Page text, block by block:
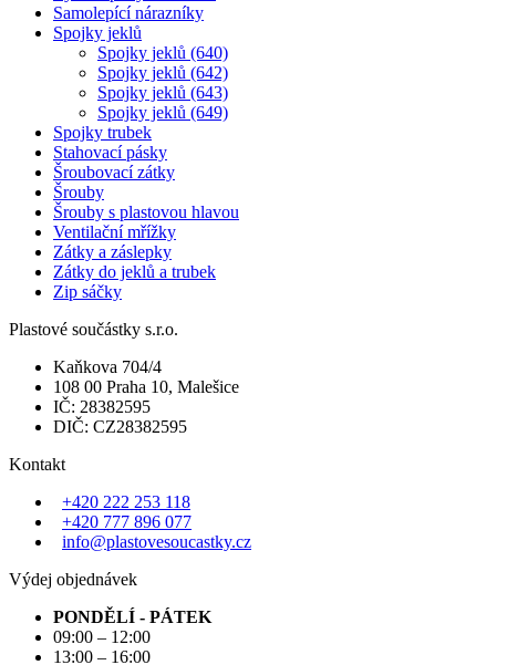
Samolepící nárazníky
Spojky jeklů
Spojky jeklů (640)
Spojky jeklů (642)
Spojky jeklů (643)
Spojky jeklů (649)
Spojky trubek
Stahovací pásky
Šroubovací zátky
Šrouby
Šrouby s plastovou hlavou
Ventilační mřížky
Zátky a záslepky
Zátky do jeklů a trubek
Zip sáčky
Plastové součástky s.r.o.
Kaňkova 704/4
108 00 Praha 10, Malešice
IČ: 28382595
DIČ: CZ28382595
Kontakt
+420 222 253 118
+420 777 896 077
info@plastovesoucastky.cz
Výdej objednávek
PONDĚLÍ - PÁTEK
09:00 – 12:00
13:00 – 16:00